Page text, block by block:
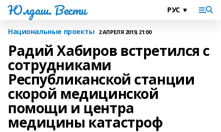
Юлдаш. Вести
Национальные проекты 2 АПРЕЛЯ 2019, 21:00
Радий Хабиров встретился с
сотрудниками
Республиканской станции
скорой медицинской
помощи и центра
медицины катастроф